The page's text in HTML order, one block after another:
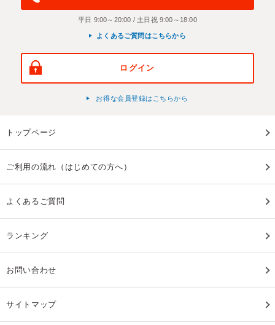
平日 9:00～20:00 / 土日祝 9:00～18:00
よくあるご質問はこちらから
ログイン
お得な会員登録はこちらから
トップページ
ご利用の流れ（はじめての方へ）
よくあるご質問
ランキング
お問い合わせ
サイトマップ